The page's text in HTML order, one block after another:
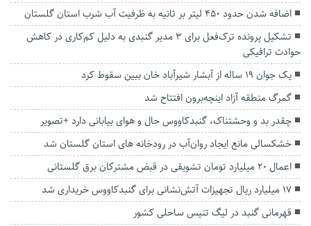
اضافه شدن حدود ۴۵۰ لیتر بر ثانیه به ظرفیت آب شرب استان گلستان
تشکیل پرونده ترک‌فعل برای ۳ مدیر گنبدی به دلیل کم‌کاری در کاهش
حوادث ترافیکی
یک جوان ۱۹ ساله از آبشار شیرآباد خان ببین سقوط کرد
گمرگ منطقه آزاد اینچه‌برون افتتاح شد
چقدر بد و وحشتناک، گنبدکاووس حال و هوای بیابانی دارد +تصویر
خشکسالی مانع ایجاد روان‌آب در رودخانه‌ های استان گلستان شد
اعمال ۲۰ میلیارد تومان تشویقی در قبض مشترکان برق گلستانی
۱۷ میلیارد ریال تجهیزات آتش‌نشانی برای گنبدکاووس خریداری شد
قهرمانی گنبد در لیگ‌ تنیس ساحلی کشور